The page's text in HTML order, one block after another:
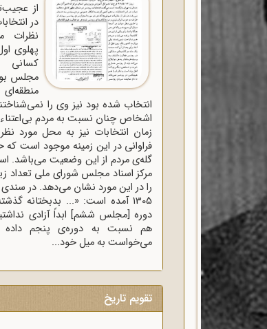
از
در
نظرات
پهلوی
کسانی
مجلس
انتخاب شده بود نیز وی را
اشخاص چنان نسبت به مردم
زمان انتخابات نیز به محل مورد
فراوانی در این زمینه موجود است
گله‌ی مردم از این وضعیت می‌باشد.
مرکز اسناد مجلس شورای ملی تعداد
1305 آمده است: «... بدبختانه
دوره [مجلس ششم] ابداً آزادی
هم نسبت به دوره‌ی پنجم
می‌خواست به میل خود...
تقویم تاریخ